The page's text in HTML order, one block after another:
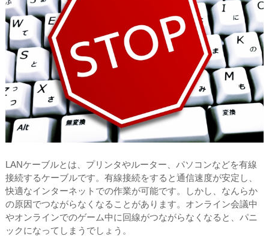
LANケーブルとは、プリンタやルーター、パソコンなどを有線
接続するケーブルです。有線接続をすると通信速度が安定し、
快適なインターネットでの作業が可能です。しかし、なんらか
の原因でつながらなくなることがあります。オンライン会議中
やオンラインでのゲーム中に回線がつながらなくなると、パニ
ックになってしまうでしょう。